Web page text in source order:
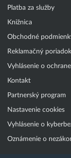
Platba za služby
Knižnica
Obchodné
Reklamačný poriadok
Vyhlásenie o
Kontakt
Partnerský program
Nastavenie cookies
Vyhlásenie o
Oznámenie o